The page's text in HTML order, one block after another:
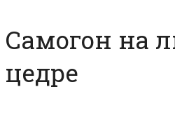
Самогон на
цедре